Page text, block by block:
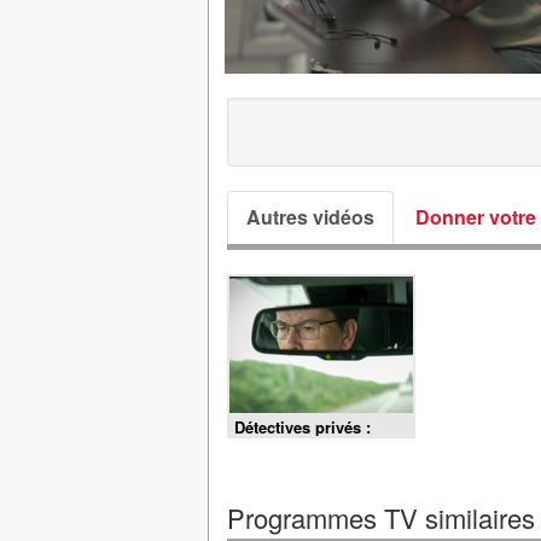
Autres vidéos Donner
Détectives privés :
leurs enquêtes en
conflits familiaux :
profession détectives
Programmes TV similaires